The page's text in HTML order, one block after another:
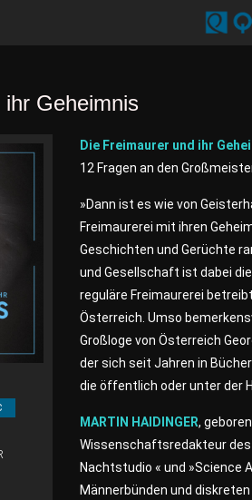
Geheimnis
Die Freimaurer und ihr
12 Fragen an den
»Dann ist es wie von
Freimaurerei mit ihren
Geschichten und Gerüchte
und Gesellschaft ist dabei
reguläre Freimaurerei
Österreich. Umso
Großloge von Österreich
der sich seit Jahren in
die öffentlich oder unter der
MARTIN HAIDINGER,
Wissenschaftsredakteur des
Nachtstudio « und »Science
Männerbünden und